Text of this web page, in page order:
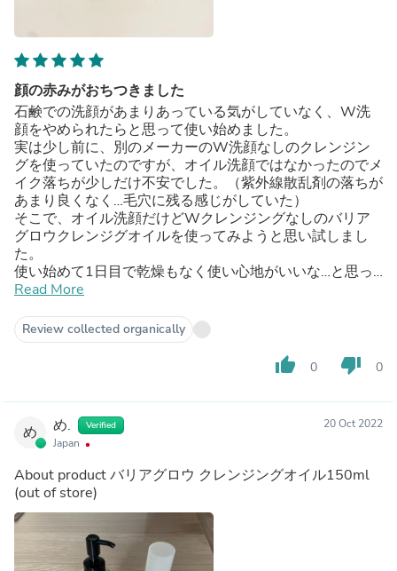
顔の赤みがおちつきました
石鹸での洗顔があまりあっている気がしていなく、W洗
顔をやめられたらと思って使い始めました。
実は少し前に、別のメーカーのW洗顔なしのクレンジン
グを使っていたのですが、オイル洗顔ではなかったのでメ
イク落ちが少しだけ不安でした。（紫外線散乱剤の落ちが
あまり良くなく…毛穴に残る感じがしていた）
そこで、オイル洗顔だけどWクレンジングなしのバリア
グロウクレンジグオイルを使ってみようと思い試しまし
た。
使い始めて1日目で乾燥もなく使い心地がいいな…と思っ
て翌日には顔の赤みがあまりなく、色味がフラットになっ
顔の赤みが気になっていてのですが、もしかして乾燥から
来るものだったのかもしれません。
（実際、皮膚科で酒さの診断も出ていたこともありまし
トライアルサイズを使い終わる頃には、洗顔が楽しくなり
ました。すぐに追加で1本購入し、その後は大容量パック
も定期便で購入しました。
朝と夜どちらの洗顔にも使っているので、大容量もパック
があってよかったです。
赤みが落ち着いたことでメイクも楽しくなりました。今は
NCエッセンスも使っているので、セラミドをしっかり肌
に入れていきたいと思います。保湿因子が足りないみたい
なので、NMFを取り入れつつ使うアイテムを少なくして
肌負担も減らしていけたらと思っています。
Read More
Review collected organically
thumb_up 0 thumb_down 0
め め. Verified
Japan
20 Oct 2022
About productバリアグロウ クレンジングオイル150ml
(out of store)